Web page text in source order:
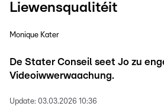
Liewensqualitéit
Monique Kater
De Stater Conseil seet Jo zu
Videoiwwerwaachung.
Update: 03.03.2026 10:36